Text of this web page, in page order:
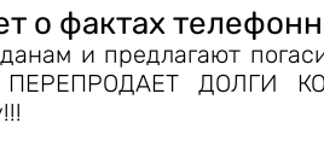
о фактах
и предлагают
ПЕРЕПРОДАЕТ